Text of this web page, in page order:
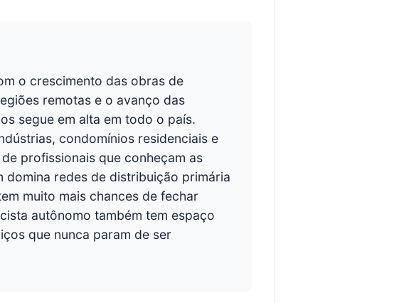
o crescimento das obras de
remotas e o avanço das
segue em alta em todo o país.
condomínios residenciais e
profissionais que conheçam as
domina redes de distribuição primária
muito mais chances de fechar
autônomo também tem espaço
que nunca param de ser